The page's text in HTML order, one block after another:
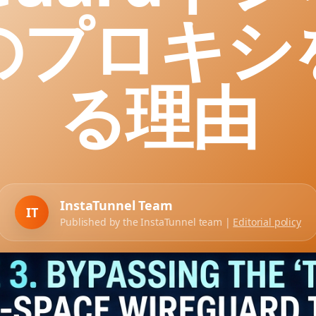
プロキシ
る理由
IT InstaTunnel Team
Published by the InstaTunnel team | Editorial policy